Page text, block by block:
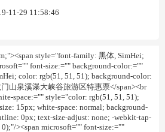
11-29 11:58:46
style="font-family: 黑体, SimHei;
font-size:="" background-color:=""
color: rgb(51, 51, 51); background-color:
山泉溪瀑大峡谷旅游区特惠票</span><br
space:="" style="color: rgb(51, 51, 51);
15px; white-space: normal; background-
0px; text-size-adjust: none; -webkit-tap-
><span microsoft="" font-size:=""